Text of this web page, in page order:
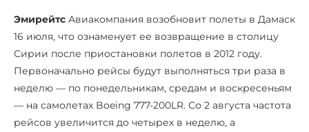
Эмирейтс Авиакомпания возобновит полеты в Дамаск
16 июля, что ознаменует ее возвращение в столицу
Сирии после приостановки полетов в 2012 году.
Первоначально рейсы будут выполняться три раза в
неделю — по понедельникам, средам и воскресеньям
— на самолетах Boeing 777-200LR. Со 2 августа частота
рейсов увеличится до четырех в неделю, а